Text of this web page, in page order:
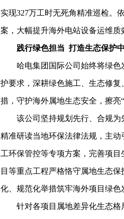
实现327万工时无死角精准巡检。
案，大幅提升海外电站设备运维质
践行绿色担当 打造生态保护
哈电集团国际公司始终将绿
护要求，深耕绿色施工、生态修
措，守护海外属地生态安全，擦亮
该公司坚持规划先行、合规为
精准研读当地环保法律法规，主
工环保管控等专项方案，完善项
目等重点工程严格恪守属地生态
化、规范化举措筑牢海外项目绿色
针对各项目属地差异化生态